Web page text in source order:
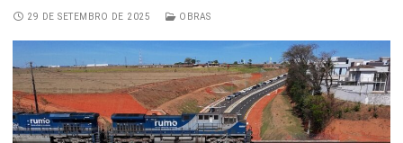
Administração e Gestão de Pessoal
Assuntos Jurídicos
Cultura
Desenvolvimento Econômico, Trabalho, Turismo e Inovação
NOSSA CIDADE
HINO, BRASÃO E BANDEIRA
Autoridades do Município
Downloads
OUVIDORIA
DIÁRIO OFICIAL
29 DE SETEMBRO DE 2025 OBRAS